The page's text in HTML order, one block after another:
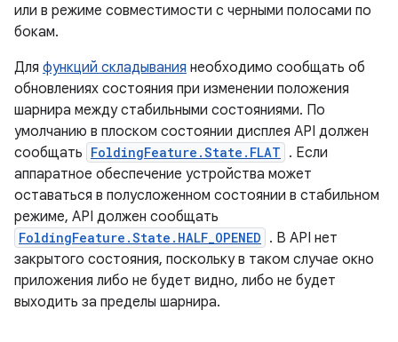
или в режиме совместимости с черными полосами по
бокам.
Для функций складывания необходимо сообщать об
обновлениях состояния при изменении положения
шарнира между стабильными состояниями. По
умолчанию в плоском состоянии дисплея API должен
сообщать FoldingFeature.State.FLAT . Если
аппаратное обеспечение устройства может
оставаться в полусложенном состоянии в стабильном
режиме, API должен сообщать
FoldingFeature.State.HALF_OPENED . В API нет
закрытого состояния, поскольку в таком случае окно
приложения либо не будет видно, либо не будет
выходить за пределы шарнира.